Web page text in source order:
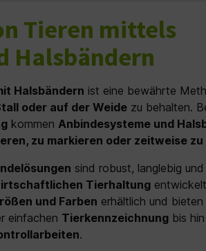
Tieren mittels
Halsbändern
Halsbändern ist eine bewährte
oder auf der Weide zu behalten.
kommen Anbindesysteme und
zu markieren oder zeitweise
sind robust, langlebig
Tierhaltung
und Farben erhältlich und
einfachen Tierkennzeichnung bis
.